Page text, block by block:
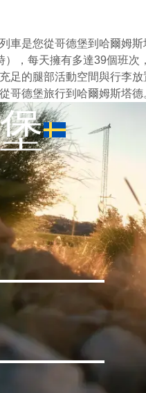
車是您從哥德堡到哈爾姆
），每天擁有多達39個班
足的腿部活動空間與行李
哥德堡旅行到哈爾姆斯塔德